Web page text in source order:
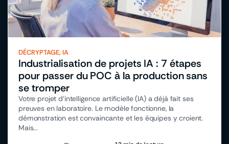
DÉCRYPTAGE,IA
Industrialisation de projets IA : 7 étapes
pour passer du POC à la production sans
se tromper
Votre projet d’intelligence artificielle (IA) a déjà fait ses
preuves en laboratoire. Le modèle fonctionne, la
démonstration est convaincante et les équipes y croient.
Mais...